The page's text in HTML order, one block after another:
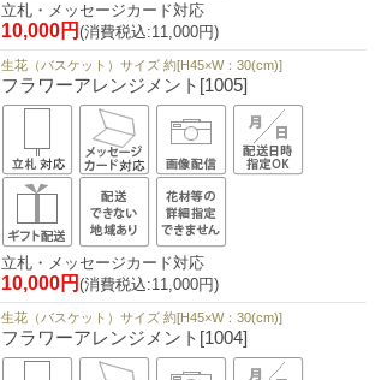
立札・メッセージカード対応
10,000円 (消費税込:11,000円)
生花（バスケット）サイズ 約[H45×W：30(cm)]
フラワーアレンジメント[1005]
立札・メッセージカード対応
10,000円 (消費税込:11,000円)
生花（バスケット）サイズ 約[H45×W：30(cm)]
フラワーアレンジメント[1004]